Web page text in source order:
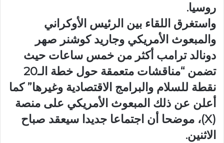
روسيا.
واستغرق اللقاء بين الرئيس الأوكراني
والمبعوث الأمريكي وجاريد كوشنر صهر
دونالد ترامب أكثر من خمس ساعات حيث
تضمن “مناقشات متعمقة حول خطة الـ20
نقطة للسلام والبرامج الاقتصادية وغيرها” كما
أعلن عن ذلك المبعوث الأمريكي على منصة
(X)، موضحا أن اجتماعا جديدا سيعقد صباح
الاثنين.